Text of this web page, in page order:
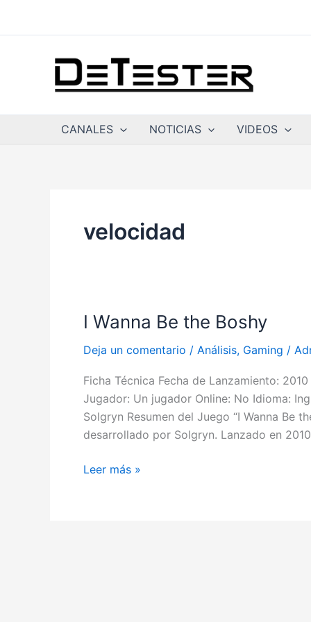
CANALES NOTICIAS VIDEOS
velocidad
I Wanna Be the Boshy
Deja un comentario / Análisis, Gaming /
Ficha Técnica Fecha de Lanzamiento:
Jugador: Un jugador Online: No Idioma:
Solgryn Resumen del Juego “I Wanna Be
desarrollado por Solgryn. Lanzado en
I
Be
Leer más »